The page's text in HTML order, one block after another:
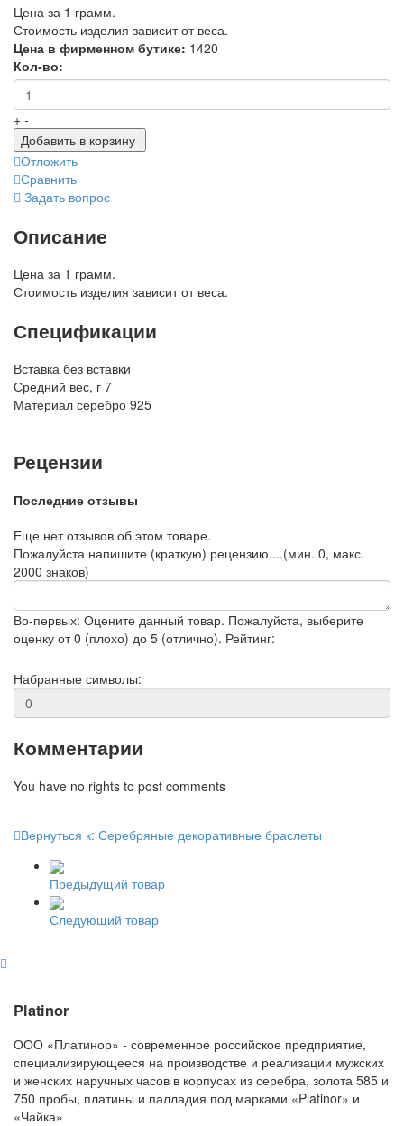
Цена за 1 грамм.
Стоимость изделия зависит от веса.
Цена в фирменном бутике: 1420
Кол-во:
+ -
Добавить в корзину
Отложить
Сравнить
Задать вопрос
Описание
Цена за 1 грамм.
Стоимость изделия зависит от веса.
Спецификации
Вставка без вставки
Средний вес, г 7
Материал серебро 925
Рецензии
Последние отзывы
Еще нет отзывов об этом товаре.
Пожалуйста напишите (краткую) рецензию....(мин. 0, макс.
2000 знаков)
Во-первых: Оцените данный товар. Пожалуйста, выберите
оценку от 0 (плохо) до 5 (отлично). Рейтинг:
Набранные символы:
Комментарии
You have no rights to post comments
Вернуться к: Серебряные декоративные браслеты
Предыдущий товар
Следующий товар
Platinor
ООО «Платинор» - современное российское предприятие,
специализирующееся на производстве и реализации мужских
и женских наручных часов в корпусах из серебра, золота 585 и
750 пробы, платины и палладия под марками «Platinor» и
«Чайка»